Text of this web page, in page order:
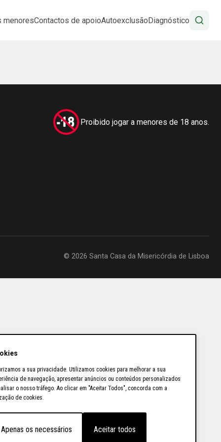
menoresContactos de apoioAutoexclusãoDiagnóstico
Proibido jogar a menores de 18 anos.
© 2026 Santa Casa da Misericórdia de Lisboa
a sua privacidade. Utilizamos cookies para melhorar a sua
de navegação, apresentar anúncios ou conteúdos personalizados
o nosso tráfego. Ao clicar em "Aceitar Todos", concorda com a
de cookies.
Apenas os necessários Aceitar todos